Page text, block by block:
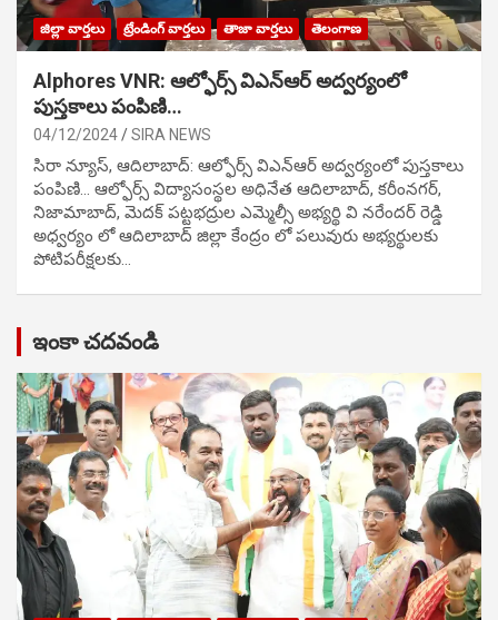
జిల్లా వార్తలు ట్రేండింగ్ వార్తలు తాజా వార్తలు తెలంగాణ
Alphores VNR: ఆల్ఫోర్స్ విఎన్ఆర్ అద్వర్యంలో
పుస్తకాలు పంపిణి…
04/12/2024 SIRA NEWS
సిరా న్యూస్, ఆదిలాబాద్: ఆల్ఫోర్స్ విఎన్ఆర్ అద్వర్యంలో పుస్తకాలు
పంపిణి… ఆల్ఫోర్స్ విద్యాసంస్థల అధినేత ఆదిలాబాద్, కరీంనగర్,
నిజామాబాద్, మెదక్ పట్టభద్రుల ఎమ్మెల్సీ అభ్యర్థి వి నరేందర్ రెడ్డి
అధ్వర్యం లో ఆదిలాబాద్ జిల్లా కేంద్రం లో పలువురు అభ్యర్థులకు
పోటిప‌రీక్ష‌ల‌కు…
ఇంకా చదవండి